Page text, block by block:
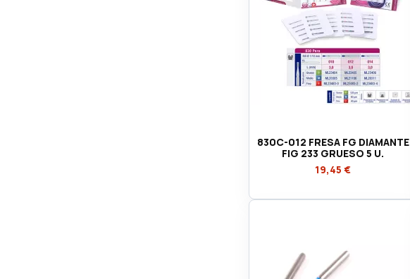
830C-012 FRESA FG DIAMANTE
FIG 233 GRUESO 5 U.
19,45 €